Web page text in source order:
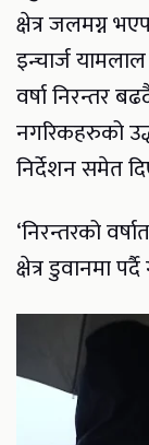
क्षेत्र जलमग्न
इन्चार्ज
वर्षा निरन्तर
नगरिकहरुको
निर्देशन समेत
‘निरन्तरको
क्षेत्र डुवानमा